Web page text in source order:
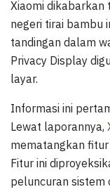
Xiaomi dikabarkan
negeri tirai bambu
tandingan dalam
Privacy Display
layar.
Informasi ini
Lewat laporannya,
mematangkan
Fitur ini
peluncuran sistem